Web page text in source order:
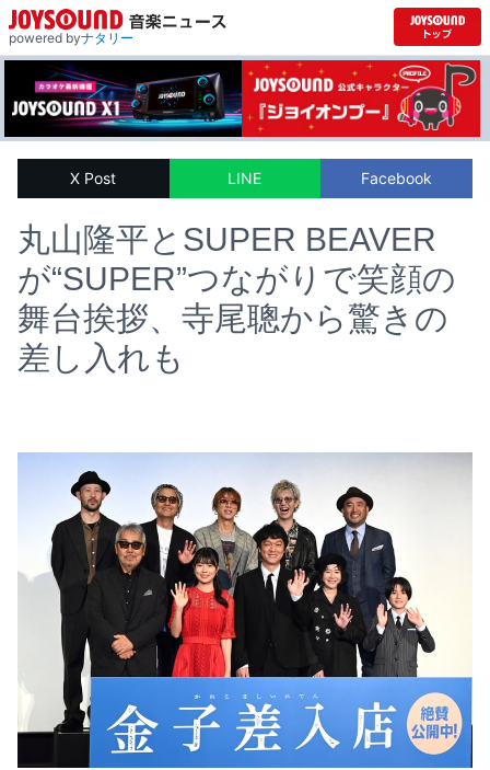
powered byナタリー
X Post LINE Facebook
丸山隆平とSUPER BEAVER
が“SUPER”つながりで笑顔の
舞台挨拶、寺尾聰から驚きの
差し入れも